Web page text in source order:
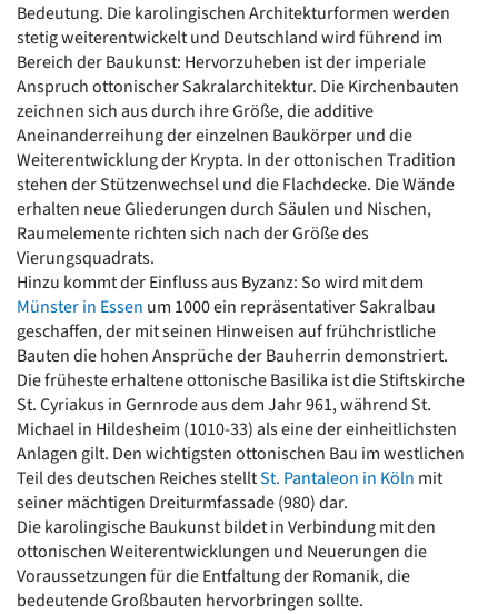
Bedeutung. Die karolingischen Architekturformen werden
stetig weiterentwickelt und Deutschland wird führend im
Bereich der Baukunst: Hervorzuheben ist der imperiale
Anspruch ottonischer Sakralarchitektur. Die Kirchenbauten
zeichnen sich aus durch ihre Größe, die additive
Aneinanderreihung der einzelnen Baukörper und die
Weiterentwicklung der Krypta. In der ottonischen Tradition
stehen der Stützenwechsel und die Flachdecke. Die Wände
erhalten neue Gliederungen durch Säulen und Nischen,
Raumelemente richten sich nach der Größe des
Vierungsquadrats.
Hinzu kommt der Einfluss aus Byzanz: So wird mit dem
Münster in Essen um 1000 ein repräsentativer Sakralbau
geschaffen, der mit seinen Hinweisen auf frühchristliche
Bauten die hohen Ansprüche der Bauherrin demonstriert.
Die früheste erhaltene ottonische Basilika ist die Stiftskirche
St. Cyriakus in Gernrode aus dem Jahr 961, während St.
Michael in Hildesheim (1010-33) als eine der einheitlichsten
Anlagen gilt. Den wichtigsten ottonischen Bau im westlichen
Teil des deutschen Reiches stelltSt. Pantaleon in Köln mit
seiner mächtigen Dreiturmfassade (980) dar.
Die karolingische Baukunst bildet in Verbindung mit den
ottonischen Weiterentwicklungen und Neuerungen die
Voraussetzungen für die Entfaltung der Romanik, die
bedeutende Großbauten hervorbringen sollte.